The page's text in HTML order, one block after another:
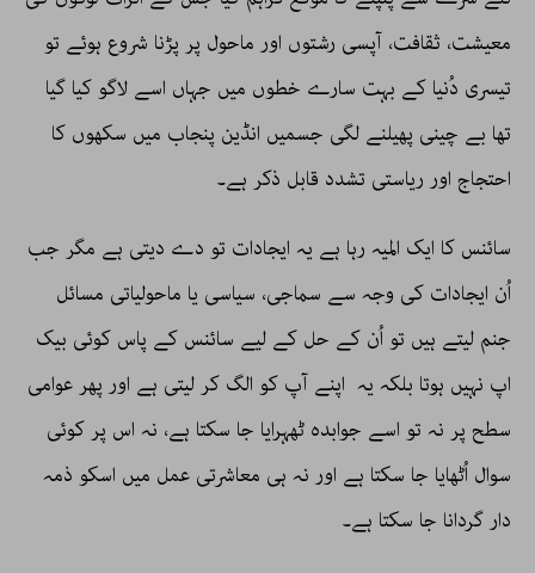
معیشت، ثقافت، آپسی رشتوں اور ماحول پر پڑنا شروع ہوئے تو
تیسری دُنیا کے بہت سارے خطوں میں جہاں اسے لاگو کیا گیا
تھا بے چینی پھیلنے لگی جسمیں انڈین پنجاب میں سکھوں کا
احتجاج اور ریاستی تشدد قابل ذکر ہے۔
سائنس کا ایک المیہ رہا ہے یہ ایجادات تو دے دیتی ہے مگر جب
اُن ایجادات کی وجہ سے سماجی، سیاسی یا ماحولیاتی مسائل
جنم لیتے ہیں تو اُن کے حل کے لیے سائنس کے پاس کوئی بیک
اپ نہیں ہوتا بلکہ یہ اپنے آپ کو الگ کر لیتی ہے اور پھر عوامی
سطح پر نہ تو اسے جوابدہ ٹھہرایا جا سکتا ہے، نہ اس پر کوئی
سوال اُٹھایا جا سکتا ہے اور نہ ہی معاشرتی عمل میں اسکو ذمہ
دار گردانا جا سکتا ہے۔